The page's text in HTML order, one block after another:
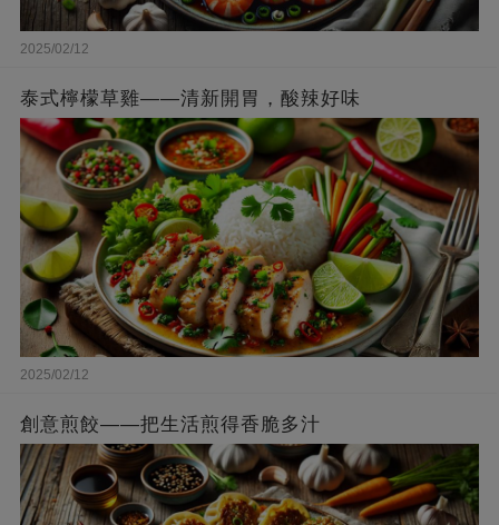
2025/02/12
泰式檸檬草雞——清新開胃，酸辣好味
2025/02/12
創意煎餃——把生活煎得香脆多汁